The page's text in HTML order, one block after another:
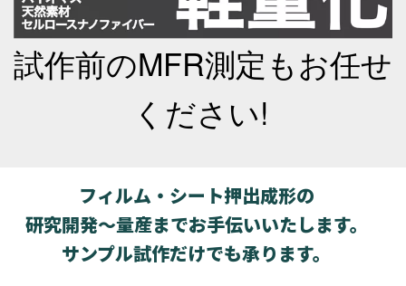
試作前のMFR測定もお任せ
ください!
フィルム・シート押出成形の
研究開発～量産までお手伝いいたします。
サンプル試作だけでも承ります。